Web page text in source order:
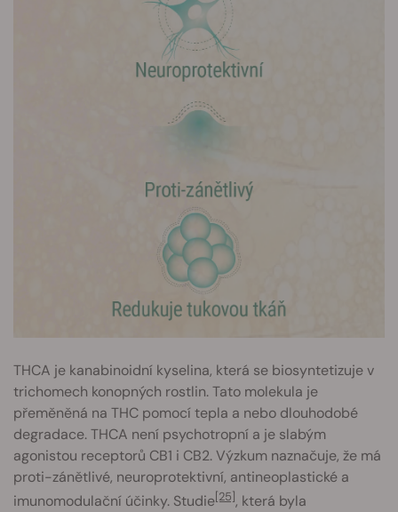
THCA je kanabinoidní kyselina, která se biosyntetizuje v
trichomech konopných rostlin. Tato molekula je
přeměněná na THC pomocí tepla a nebo dlouhodobé
degradace. THCA není psychotropní a je slabým
agonistou receptorů CB1 i CB2. Výzkum naznačuje, že má
proti-zánětlivé, neuroprotektivní, antineoplastické a
imunomodulační účinky. Studie[25], která byla